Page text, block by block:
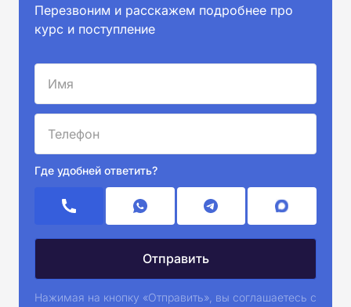
Перезвоним и расскажем подробнее про
курс и поступление
Где удобней ответить?
Нажимая на кнопку «Отправить», вы соглашаетесь с